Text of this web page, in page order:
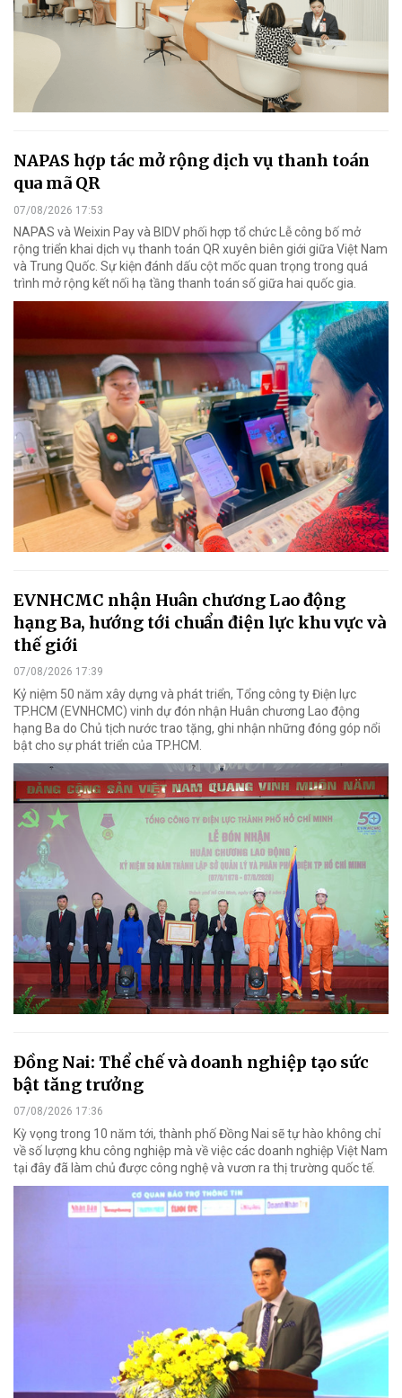
NAPAS hợp tác mở rộng dịch vụ thanh toán
qua mã QR
07/08/2026 17:53
NAPAS và Weixin Pay và BIDV phối hợp tổ chức Lễ công bố mở
rộng triển khai dịch vụ thanh toán QR xuyên biên giới giữa Việt Nam
và Trung Quốc. Sự kiện đánh dấu cột mốc quan trọng trong quá
trình mở rộng kết nối hạ tầng thanh toán số giữa hai quốc gia.
EVNHCMC nhận Huân chương Lao động
hạng Ba, hướng tới chuẩn điện lực khu vực và
thế giới
07/08/2026 17:39
Kỷ niệm 50 năm xây dựng và phát triển, Tổng công ty Điện lực
TP.HCM (EVNHCMC) vinh dự đón nhận Huân chương Lao động
hạng Ba do Chủ tịch nước trao tặng, ghi nhận những đóng góp nổi
bật cho sự phát triển của TP.HCM.
Đồng Nai: Thể chế và doanh nghiệp tạo sức
bật tăng trưởng
07/08/2026 17:36
Kỳ vọng trong 10 năm tới, thành phố Đồng Nai sẽ tự hào không chỉ
về số lượng khu công nghiệp mà về việc các doanh nghiệp Việt Nam
tại đây đã làm chủ được công nghệ và vươn ra thị trường quốc tế.